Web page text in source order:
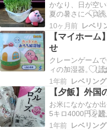
かなり、日が空い
夏の暑さにヘロ
とか乗り越えて
った。 ぼちぼち
行やカービィ収
ホームづくりも進
ホーム関連は別
初めて豆苗を買
た。 マイホーム
10ヶ月前 レベリ
【マイホーム
せ
クレーンゲーム
ィの加湿器。 し
ていましたが、
メルカリで出品
へ旅立ちました
ムの設計打ち合
た。 キッチン、
レ、内装、玄関
1年前 レベリン
【夕飯】外国
お米になかなか
5キロ4000円を
い情勢が続いて
1年前 レベリン